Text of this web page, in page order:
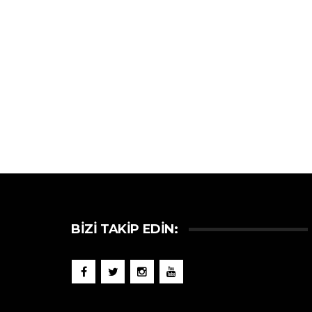
BIZI TAKIP EDIN: